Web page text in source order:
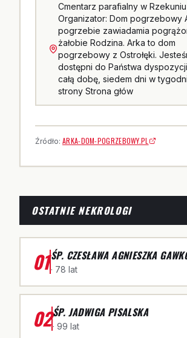
Cmentarz parafialny w Rzekuniu
Organizator: Dom pogrzebowy
pogrzebie zawiadamia
żałobie Rodzina. Arka to dom
pogrzebowy z Ostrołęki.
dostępni do Państwa
całą dobę, siedem dni w
strony Strona głów
Źródło: ARKA-DOM-POGRZEBOWY.PL
OSTATNIE NEKROLOGI
01ŚP. CZESŁAWA AGNIESZKA
· 78 lat
02ŚP. JADWIGA PISALSKA
· 99 lat